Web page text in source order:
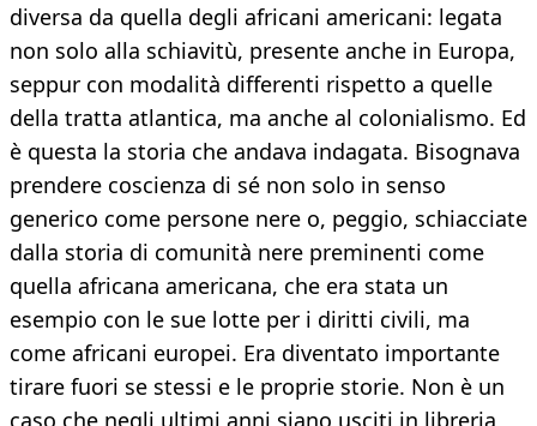
diversa da quella degli africani americani: legata
non solo alla schiavitù, presente anche in Europa,
seppur con modalità differenti rispetto a quelle
della tratta atlantica, ma anche al colonialismo. Ed
è questa la storia che andava indagata. Bisognava
prendere coscienza di sé non solo in senso
generico come persone nere o, peggio, schiacciate
dalla storia di comunità nere preminenti come
quella africana americana, che era stata un
esempio con le sue lotte per i diritti civili, ma
come africani europei. Era diventato importante
tirare fuori se stessi e le proprie storie. Non è un
caso che negli ultimi anni siano usciti in libreria